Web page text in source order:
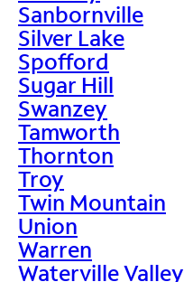
Sanbornville
Silver Lake
Spofford
Sugar Hill
Swanzey
Tamworth
Thornton
Troy
Twin Mountain
Union
Warren
Waterville Valley